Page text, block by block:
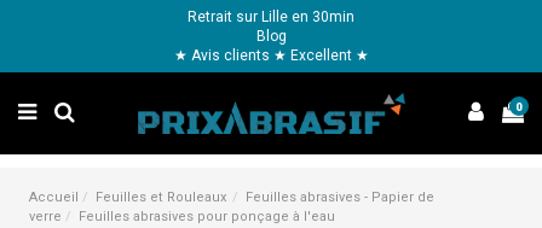
Retrait sur Lille en 30min
Blog
★ Avis clients ★ Excellent ★
0
Accueil Feuilles et Rouleaux
Feuilles abrasives - Papier de
verre
Feuilles abrasives pour ponçage à l'eau